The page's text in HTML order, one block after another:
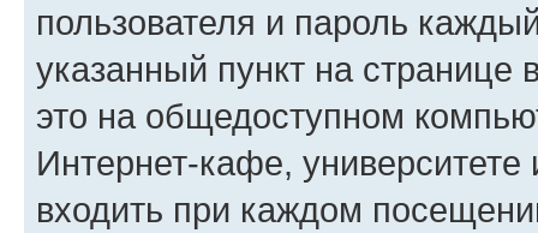
пользователя и пароль
указанный пункт на
это на общедоступном
Интернет-кафе, университете
входить при каждом